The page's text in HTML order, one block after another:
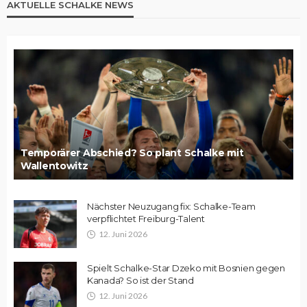
AKTUELLE SCHALKE NEWS
Temporärer Abschied? So plant Schalke mit
Wallentowitz
Nächster Neuzugang fix: Schalke-Team
verpflichtet Freiburg-Talent
12. Juni 2026
Spielt Schalke-Star Dzeko mit Bosnien gegen
Kanada? So ist der Stand
12. Juni 2026